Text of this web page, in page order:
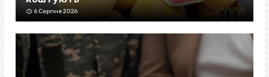
6 Серпня 2026